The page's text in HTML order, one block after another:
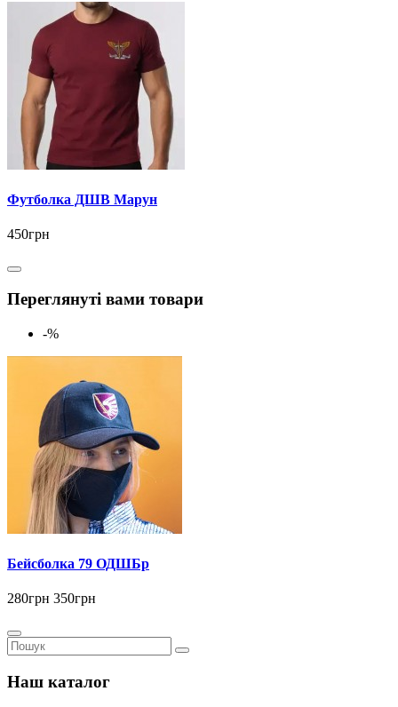
Футболка ДШВ Марун
450грн
Переглянуті вами товари
-%
Бейсболка 79 ОДШБр
280грн 350грн
Наш каталог